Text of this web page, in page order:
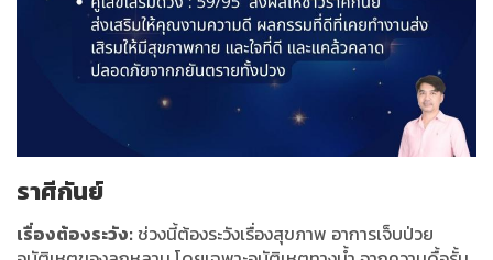
ราศีกันย์
เรื่องต้องระวัง: ช่วงนี้ต้องระวังเรื่องสุขภาพ อาการเจ็บป่วย